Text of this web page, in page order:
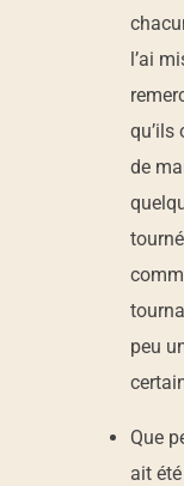
V
E
»
l’ai
qu’ils
de
peu
Que
ait